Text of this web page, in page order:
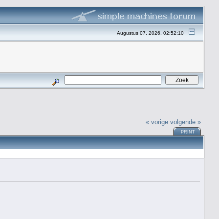
Augustus 07, 2026, 02:52:10
« vorige volgende »
PRINT